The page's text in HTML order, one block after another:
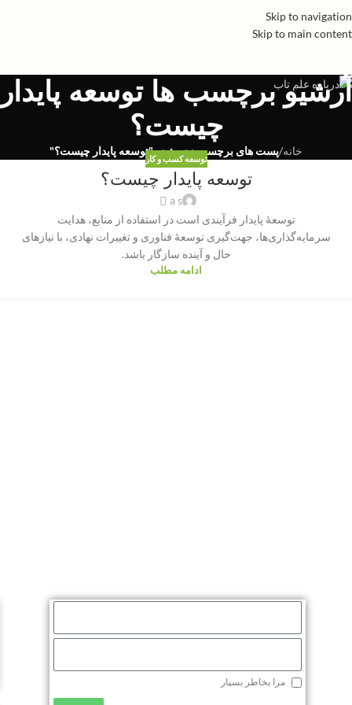
Skip to navigation
Skip to main content
آرشیو برچسب ها توسعه پایدار
چیست؟
خانه/پست های برچسب زده شده "توسعه پایدار چیست؟"
توسعه کسب و کار
توسعه پایدار چیست؟
a s
توسعهٔ پایدار فرآیندی است در استفاده از منابع، هدایت
سرمایه‌گذاری‌ها، جهت‌گیری توسعهٔ فناوری و تغییرات نهادی، با نیازهای
حال و آینده سازگار باشد.
ادامه مطلب
مرا بخاطر بسپار